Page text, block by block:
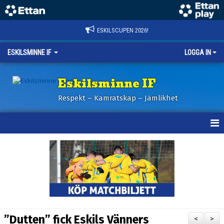
ESKILSCUPEN 2026!
ESKILSMINNE IF LOGGA IN
Eskilsminne IF
Respekt – Kamratskap – Jämlikhet
BILDER ESKILSCUPEN
>
<
”Dutten” fick Eskils Vänners